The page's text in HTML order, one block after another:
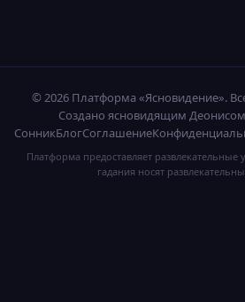
© 2026 Платформа «Ясновидение».
Создано ясновидящим
СонникБлогСоглашение
Платформа предоставляет развлекательные
гадания носят